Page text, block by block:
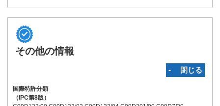
その他の情報
‐ 閉じる
国際特許分類
（IPC第8版）